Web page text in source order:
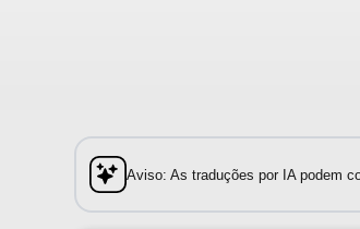
Aviso: As traduções por IA podem